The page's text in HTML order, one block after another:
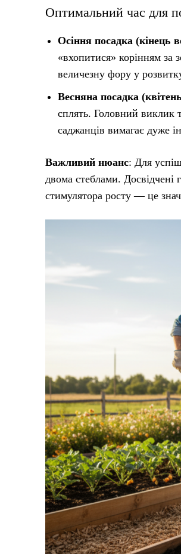
Оптимальний час для
Осіння посадка (кінець
«вхопитися» корінням за
величезну фору у
Весняна посадка
сплять. Головний виклик
саджанців вимагає дуже
Важливий нюанс: Для
двома стеблами. Досвідчені
стимулятора росту — це